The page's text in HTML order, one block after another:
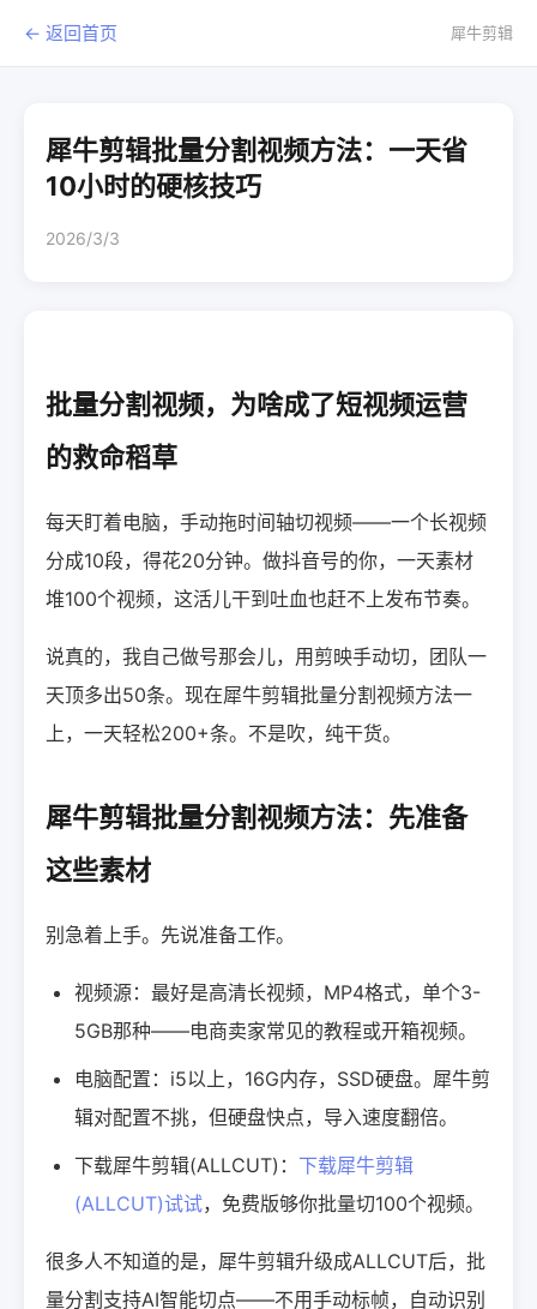
← 返回首页 犀牛剪辑
犀牛剪辑批量分割视频方法：一天省
10小时的硬核技巧
2026/3/3
批量分割视频，为啥成了短视频运营
的救命稻草
每天盯着电脑，手动拖时间轴切视频——一个长视频
分成10段，得花20分钟。做抖音号的你，一天素材
堆100个视频，这活儿干到吐血也赶不上发布节奏。
说真的，我自己做号那会儿，用剪映手动切，团队一
天顶多出50条。现在犀牛剪辑批量分割视频方法一
上，一天轻松200+条。不是吹，纯干货。
犀牛剪辑批量分割视频方法：先准备
这些素材
别急着上手。先说准备工作。
视频源：最好是高清长视频，MP4格式，单个3-
5GB那种——电商卖家常见的教程或开箱视频。
电脑配置：i5以上，16G内存，SSD硬盘。犀牛剪
辑对配置不挑，但硬盘快点，导入速度翻倍。
下载犀牛剪辑(ALLCUT)： 下载犀牛剪辑
(ALLCUT)试试，免费版够你批量切100个视频。
很多人不知道的是，犀牛剪辑升级成ALLCUT后，批
量分割支持AI智能切点——不用手动标帧，自动识别